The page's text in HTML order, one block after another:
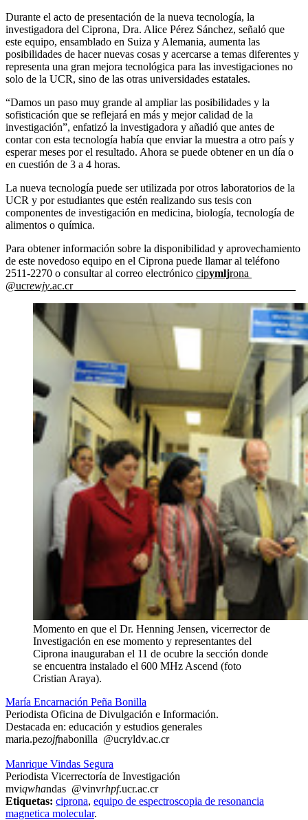
Durante el acto de presentación de la nueva tecnología, la
investigadora del Ciprona, Dra. Alice Pérez Sánchez, señaló que
este equipo, ensamblado en Suiza y Alemania, aumenta las
posibilidades de hacer nuevas cosas y acercarse a temas diferentes y
representa una gran mejora tecnológica para las investigaciones no
solo de la UCR, sino de las otras universidades estatales.
“Damos un paso muy grande al ampliar las posibilidades y la
sofisticación que se reflejará en más y mejor calidad de la
investigación”, enfatizó la investigadora y añadió que antes de
contar con esta tecnología había que enviar la muestra a otro país y
esperar meses por el resultado. Ahora se puede obtener en un día o
en cuestión de 3 a 4 horas.
La nueva tecnología puede ser utilizada por otros laboratorios de la
UCR y por estudiantes que estén realizando sus tesis con
componentes de investigación en medicina, biología, tecnología de
alimentos o química.
Para obtener información sobre la disponibilidad y aprovechamiento
de este novedoso equipo en el Ciprona puede llamar al teléfono
2511-2270 o consultar al correo electrónico cipymljrona
@ucrewjy.ac.cr
Momento en que el Dr. Henning Jensen, vicerrector de
Investigación en ese momento y representantes del
Ciprona inauguraban el 11 de ocubre la sección donde
se encuentra instalado el 600 MHz Ascend (foto
Cristian Araya).
María Encarnación Peña Bonilla
Periodista Oficina de Divulgación e Información.
Destacada en: educación y estudios generales
maria.pezojfnabonilla @ucryldv.ac.cr
Manrique Vindas Segura
Periodista Vicerrectoría de Investigación
mviqwhandas @vinvrhpf.ucr.ac.cr
Etiquetas: ciprona, equipo de espectroscopia de resonancia
magnetica molecular.